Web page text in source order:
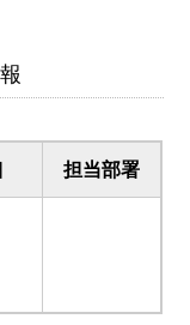
担当部署